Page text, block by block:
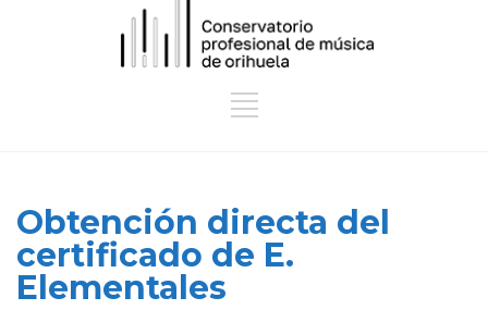
Obtención directa del
certificado de E.
Elementales